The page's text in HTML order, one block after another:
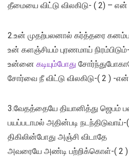
தீமையை விட்டு விலகிடு- ( 2) –
2.உன் முதற்பலனால் கர்த்தரை
உன் களஞ்சியம் புரணமாய்
உன்னை கடியும்போது
சோர்வை நீ விட்டு விலகிடு-( 2 ) -
3.வேதத்தையே தியானித்து ஜெபம்
பயப்படாமல் அதின்படி நடந்திடுவாய்-
திகிலின்போது அஞ்சி விடாதே
அவரையே அண்டி பற்றிக்கொள்-( 2